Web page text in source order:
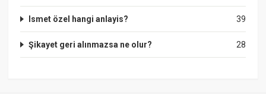
39
Ismet özel hangi anlayis?
28
Şikayet geri alınmazsa ne olur?